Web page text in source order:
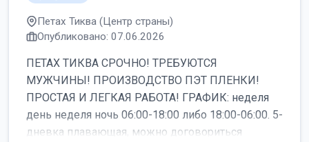
Петах Тиква (Центр страны)
Опубликовано: 07.06.2026
ПЕТАХ ТИКВА СРОЧНО! ТРЕБУЮТСЯ
МУЖЧИНЫ! ПРОИЗВОДСТВО ПЭТ ПЛЕНКИ!
ПРОСТАЯ И ЛЕГКАЯ РАБОТА! ГРАФИК: неделя
день неделя ночь 06:00-18:00 либо 18:00-06:00. 5-
дневка плавающая, можно договориться